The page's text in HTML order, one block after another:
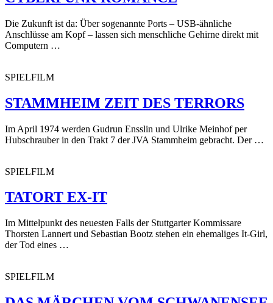
Die Zukunft ist da: Über sogenannte Ports – USB-ähnliche
Anschlüsse am Kopf – lassen sich menschliche Gehirne direkt mit
Computern …
SPIELFILM
STAMMHEIM ZEIT DES TERRORS
Im April 1974 werden Gudrun Ensslin und Ulrike Meinhof per
Hubschrauber in den Trakt 7 der JVA Stammheim gebracht. Der …
SPIELFILM
TATORT EX-IT
Im Mittelpunkt des neuesten Falls der Stuttgarter Kommissare
Thorsten Lannert und Sebastian Bootz stehen ein ehemaliges It-Girl,
der Tod eines …
SPIELFILM